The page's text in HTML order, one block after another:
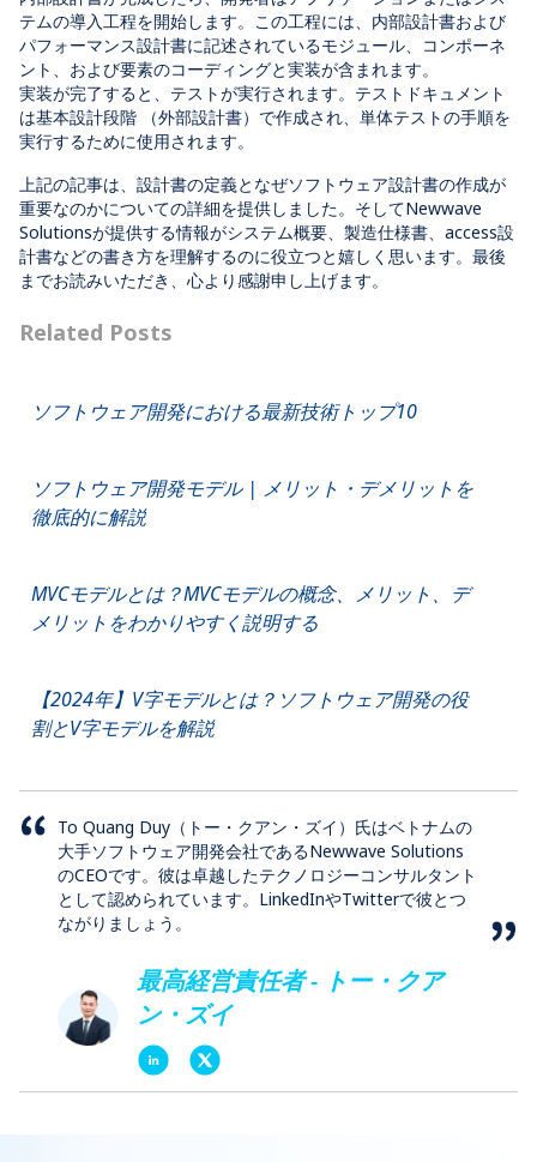
テムの導入工程を開始します。この工程には、内部設計書および
パフォーマンス設計書に記述されているモジュール、コンポーネ
ント、および要素のコーディングと実装が含まれます。
実装が完了すると、テストが実行されます。テストドキュメント
は基本設計段階 （外部設計書）で作成され、単体テストの手順を
実行するために使用されます。
上記の記事は、設計書の定義となぜソフトウェア設計書の作成が
重要なのかについての詳細を提供しました。そしてNewwave
Solutionsが提供する情報がシステム概要、製造仕様書、access設
計書などの書き方を理解するのに役立つと嬉しく思います。最後
までお読みいただき、心より感謝申し上げます。
Related Posts
ソフトウェア開発における最新技術トップ10
ソフトウェア開発モデル | メリット・デメリットを
徹底的に解説
MVCモデルとは？MVCモデルの概念、メリット、デ
メリットをわかりやすく説明する
【2024年】V字モデルとは？ソフトウェア開発の役
割とV字モデルを解説
To Quang Duy（トー・クアン・ズイ）氏はベトナムの
大手ソフトウェア開発会社であるNewwave Solutions
のCEOです。彼は卓越したテクノロジーコンサルタント
として認められています。LinkedInやTwitterで彼とつ
ながりましょう。
最高経営責任者 - トー・クア
ン・ズイ